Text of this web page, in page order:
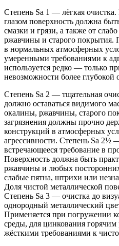
Степень Sa 1 — лёгкая
глазом поверхность должна
смазки и грязи, а также от
ржавчины и старого покрытия.
в нормальных атмосферных
умеренными требованиями к
используется редко — только
невозможности более глубокой
Степень Sa 2 — тщательная
должно оставаться видимого
окалины, ржавчины, старого
загрязнения должны прочно
конструкций в атмосферных
агрессивности. Степень Sa 2½
встречающееся требование в
Поверхность должна быть
ржавчины и любых
слабые пятна, штрихи или
Доля чистой металлической
Степень Sa 3 — очистка до
однородный металлический
Применяется при погружении
среды, для цинкования
жёсткими требованиями к